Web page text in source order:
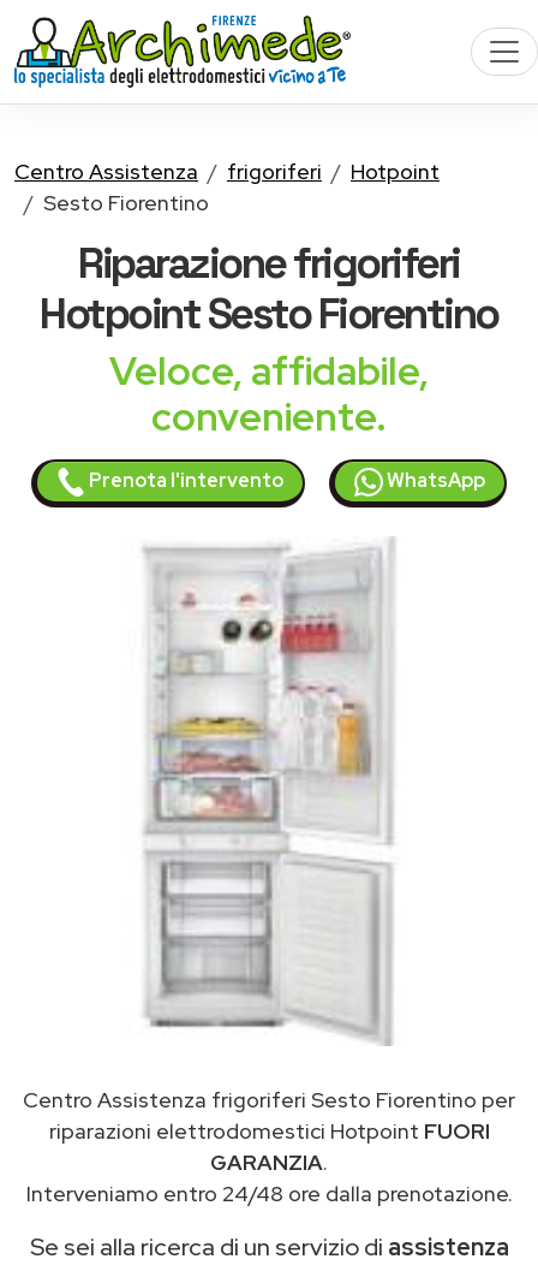
Centro Assistenza frigoriferi
Hotpoint
Sesto Fiorentino
Riparazionefrigoriferi
HotpointSesto Fiorentino
Veloce, affidabile,
conveniente.
Prenota l'intervento WhatsApp
Centro Assistenza frigoriferi Sesto Fiorentino per
riparazioni elettrodomestici Hotpoint FUORI
GARANZIA.
Interveniamo entro 24/48 ore dalla prenotazione.
Se sei alla ricerca di un servizio di assistenza